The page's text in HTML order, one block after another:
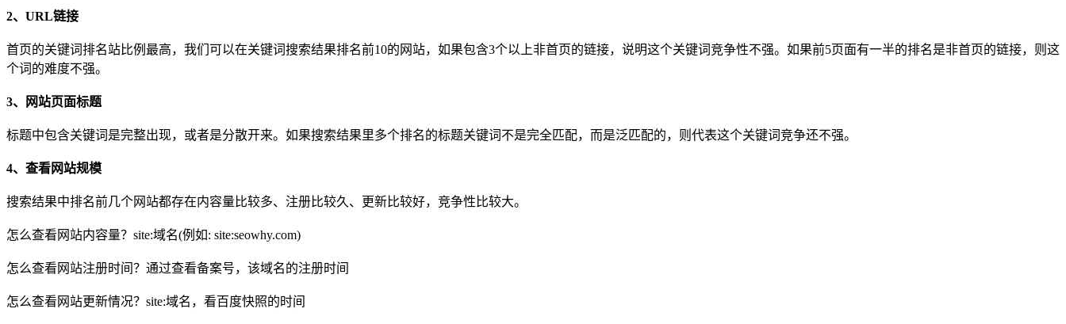
2、URL链接
首页的关键词排名站比例最高，我们可以在关键词搜索结果排名前10的网站，如果包含3个以上非首页的链接，说明这个关键词竞争性不强。如果前5页面有一半的排名是非首页的链接，则这
个词的难度不强。
3、网站页面标题
标题中包含关键词是完整出现，或者是分散开来。如果搜索结果里多个排名的标题关键词不是完全匹配，而是泛匹配的，则代表这个关键词竞争还不强。
4、查看网站规模
搜索结果中排名前几个网站都存在内容量比较多、注册比较久、更新比较好，竞争性比较大。
怎么查看网站内容量？site:域名(例如: site:seowhy.com)
怎么查看网站注册时间？通过查看备案号，该域名的注册时间
怎么查看网站更新情况？site:域名，看百度快照的时间